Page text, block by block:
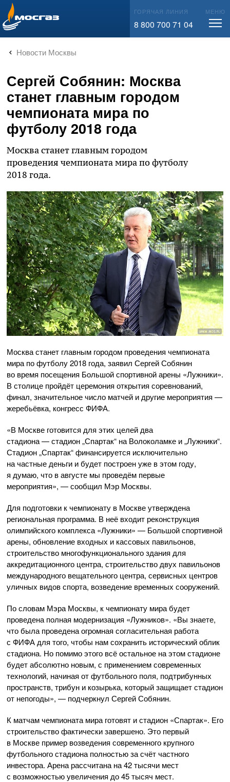
info@mos-gaz.ru ГОРЯЧАЯ ЛИНИЯ
8 800 700 71 04
МЕНЮ
Новости Москвы
Сергей Собянин: Москва
станет главным городом
чемпионата мира по
футболу 2018 года
Москва станет главным городом
проведения чемпионата мира по футболу
2018 года.
Москва станет главным городом проведения чемпионата
мира по футболу 2018 года, заявил Сергей Собянин
во время посещения Большой спортивной арены «Лужники».
В столице пройдёт церемония открытия соревнований,
финал, значительное число матчей и другие мероприятия —
жеребьёвка, конгресс ФИФА.
«В Москве готовится для этих целей два
стадиона — стадион „Спартак“ на Волоколамке и „Лужники“.
Стадион „Спартак“ финансируется исключительно
на частные деньги и будет построен уже в этом году,
я думаю, что в августе мы проведём первые
мероприятия», — сообщил Мэр Москвы.
Для подготовки к чемпионату в Москве утверждена
региональная программа. В неё входит реконструкция
олимпийского комплекса «Лужники» — Большой спортивной
арены, обновление входных и кассовых павильонов,
строительство многофункционального здания для
аккредитационного центра, строительство двух павильонов
международного вещательного центра, сервисных центров
уличных видов спорта, возведение временных сооружений.
По словам Мэра Москвы, к чемпионату мира будет
проведена полная модернизация «Лужников». «Вы знаете,
что была проведена огромная согласительная работа
с ФИФА для того, чтобы нам сохранить исторический облик
стадиона. Но помимо этого всё остальное на этом стадионе
будет абсолютно новым, с применением современных
технологий, начиная от футбольного поля, подтрибунных
пространств, трибун и козырька, который защищает стадион
от непогоды», — подчеркнул Сергей Собянин.
К матчам чемпионата мира готовят и стадион «Спартак». Его
строительство фактически завершено. Это первый
в Москве пример возведения современного крупного
футбольного стадиона полностью за счёт частного
инвестора. Арена рассчитана на 42 тысячи мест
с возможностью увеличения до 45 тысяч мест.